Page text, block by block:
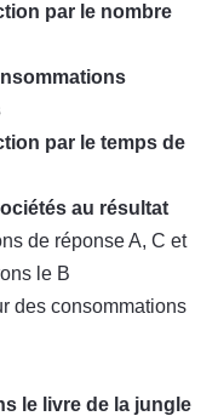
par le nombre
par le temps de
au résultat
de réponse A, C et
le B
des consommations
le livre de la jungle